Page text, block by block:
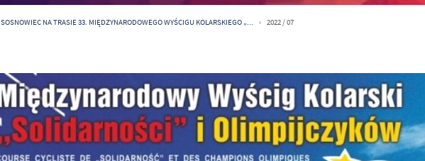
SOSNOWIEC NA TRASIE 33. MIĘDZYNARODOWEGO WYŚCIGU KOLARSKIEGO „... 2022 / 07